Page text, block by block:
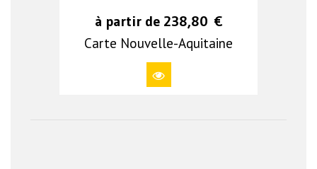
à partir de 238,80 €
Carte Nouvelle-Aquitaine